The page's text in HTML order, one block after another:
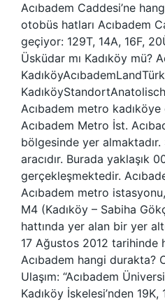
Acıbadem Caddesi’ne
otobüs hatları Acıbadem
geçiyor: 129T, 14A, 16F,
Üsküdar mı Kadıköy mü?
Acıbadem metro
Acıbadem Metro İst.
bölgesinde yer
aracıdır. Burada yaklaşık
gerçekleşmektedir.
Acıbadem metro
M4 (Kadıköy – Sabiha
hattında yer alan bir yer
17 Ağustos 2012 tarihinde
Acıbadem hangi durakta?
Ulaşım: “Acıbadem
Kadıköy İskelesi’nden 19K,